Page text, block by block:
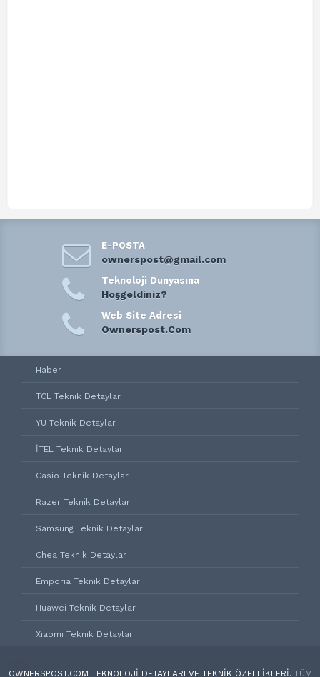
E-POSTA
ownerspost@gmail.com
Teknoloji Dunyasına
Hoşgeldiniz?
Web Site Adresi
Ownerspost.Com
Haber
TCL Teknik Detaylar
YU Teknik Detaylar
İTEL Teknik Detaylar
Casio Teknik Detaylar
Razer Teknik Detaylar
Samsung Teknik Detaylar
Chea Teknik Detaylar
Emporia Teknik Detaylar
Huawei Teknik Detaylar
Xiaomi Teknik Detaylar
OWNERSPOST.COM TEKNOLOJI DETAYLARI VE TEKNIK ÖZELLIKLERI. TÜM